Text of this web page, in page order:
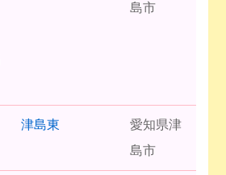
島市
津島東
愛知県津
島市